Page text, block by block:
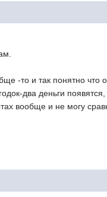
-то и так понятно что
два деньги
вообще и не могу